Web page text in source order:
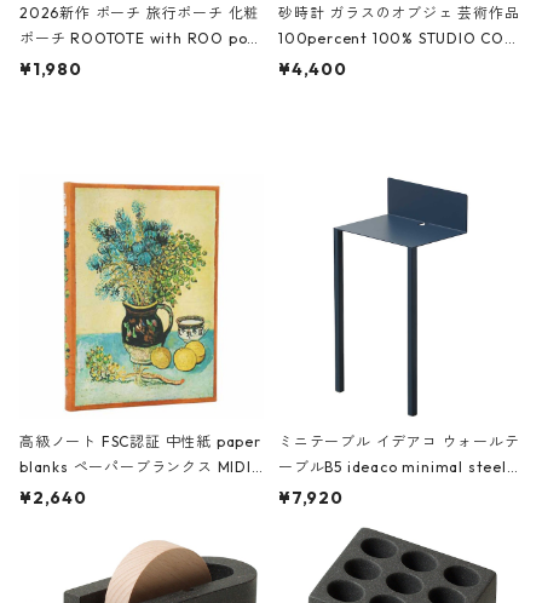
2026新作 ポーチ 旅行ポーチ 化粧
ポーチ ROOTOTE with ROO pou
ch 3532 ルートート WR.ポーチ.ラ
¥1,980
砂時計 ガラスのオブジェ 芸術作品
100percent 100% STUDIO COH
AKU Timeless 100パーセント ス
¥4,400
高級ノート FSC認証 中性紙 paper
blanks ペーパーブランクス MIDI
ハードカバー 罫線 ヴァン・ゴッホ
¥2,640
ミニテーブル イデアコ ウォールテ
ーブルB5 ideaco minimal steel f
urniture WALL Table B5 ネイビー
¥7,920